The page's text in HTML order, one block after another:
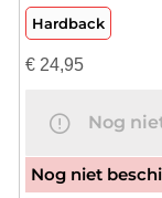
Hardback
€24,95
Nog
Nog niet